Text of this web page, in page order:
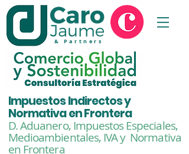
& Partners
Impuestos Indirectos y
Normativa en Frontera
D. Aduanero, Impuestos Especiales,
Medioambientales,IVA y Normativa
en Frontera